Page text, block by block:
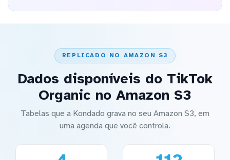
REPLICADO NO AMAZON S3
Dados disponíveis do TikTok
Organic no Amazon S3
Tabelas que a Kondado grava no seu Amazon S3, em
uma agenda que você controla.